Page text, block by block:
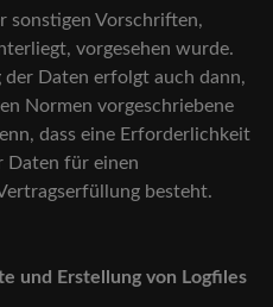
sonstigen Vorschriften,
vorgesehen wurde.
der Daten erfolgt auch dann,
Normen vorgeschriebene
dass eine Erforderlichkeit
Daten für einen
besteht.
und Erstellung von Logfiles